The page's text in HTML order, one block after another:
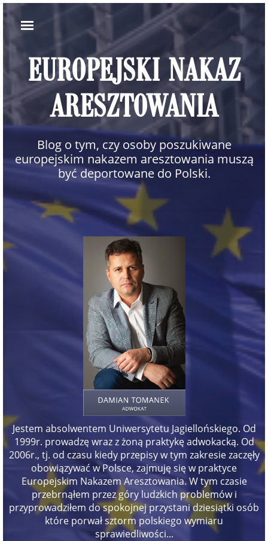
EUROPEJSKI NAKAZ
ARESZTOWANIA
Blog o tym, czy osoby poszukiwane
europejskim nakazem aresztowania muszą
być deportowane do Polski.
Jestem absolwentem Uniwersytetu Jagiellońskiego. Od
1999r. prowadzę wraz z żoną praktykę adwokacką. Od
2006r., tj. od czasu kiedy przepisy w tym zakresie zaczęły
obowiązywać w Polsce, zajmuję się w praktyce
Europejskim Nakazem Aresztowania. W tym czasie
przebrnąłem przez góry ludzkich problemów i
przyprowadziłem do spokojnej przystani dziesiątki osób
które porwał sztorm polskiego wymiaru
sprawiedliwości...